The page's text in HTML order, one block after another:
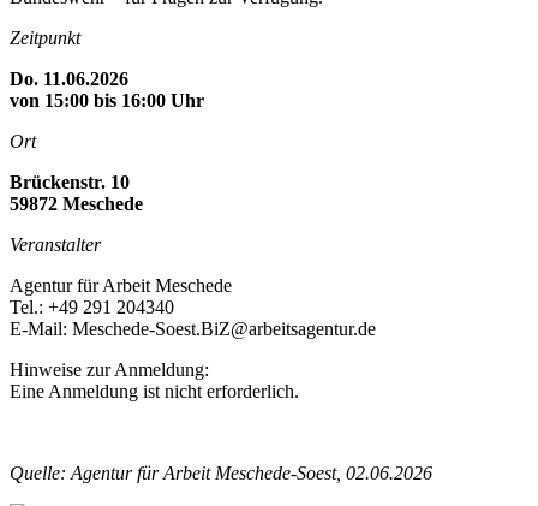
Zeitpunkt
Do. 11.06.2026
von 15:00 bis 16:00 Uhr
Ort
Brückenstr. 10
59872 Meschede
Veranstalter
Agentur für Arbeit Meschede
Tel.: +49 291 204340
E-Mail: Meschede-Soest.BiZ@arbeitsagentur.de
Hinweise zur Anmeldung:
Eine Anmeldung ist nicht erforderlich.
Quelle: Agentur für Arbeit Meschede-Soest, 02.06.2026